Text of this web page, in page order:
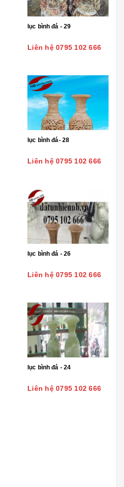
lục bình đá - 29
Liên hệ 0795 102 666
lục bình đá- 28
Liên hệ 0795 102 666
lục bình đá - 26
Liên hệ 0795 102 666
lục bình đá - 24
Liên hệ 0795 102 666